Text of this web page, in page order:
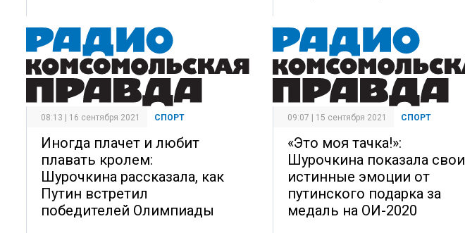
08:13 | 16 сентября 2021 СПОРТ
Иногда плачет и любит
плавать кролем:
Шурочкина рассказала, как
Путин встретил
победителей Олимпиады
09:07 | 15 сентября 2021 СПОРТ
«Это моя тачка!»:
Шурочкина показала свои
истинные эмоции от
путинского подарка за
медаль на ОИ-2020